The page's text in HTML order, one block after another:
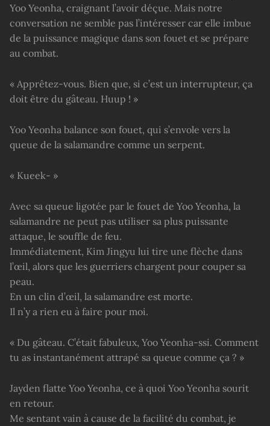
Yoo Yeonha, craignant l’avoir déçue. Mais notre
conversation ne semble pas l’intéresser car elle imbue
de la puissance magique dans son fouet et se prépare
au combat.
« Apprêtez-vous. Bien que, si c’est un interrupteur, ça
doit être du gâteau. Huup ! »
Yoo Yeonha balance son fouet, qui s’envole vers la
queue de la salamandre comme un serpent.
« Kueek- »
Avec sa queue ligotée par le fouet de Yoo Yeonha, la
salamandre ne peut pas utiliser sa plus puissante
attaque, le souffle de feu.
Immédiatement, Kim Jingyu lui tire une flèche dans
l’œil, alors que les guerriers chargent pour couper sa
peau.
En un clin d’œil, la salamandre est morte.
Il n’y a rien eu à faire pour moi.
« Du gâteau. C’était fabuleux, Yoo Yeonha-ssi. Comment
tu as instantanément attrapé sa queue comme ça ? »
Jayden flatte Yoo Yeonha, ce à quoi Yoo Yeonha sourit
en retour.
Me sentant vain à cause de la facilité du combat, je